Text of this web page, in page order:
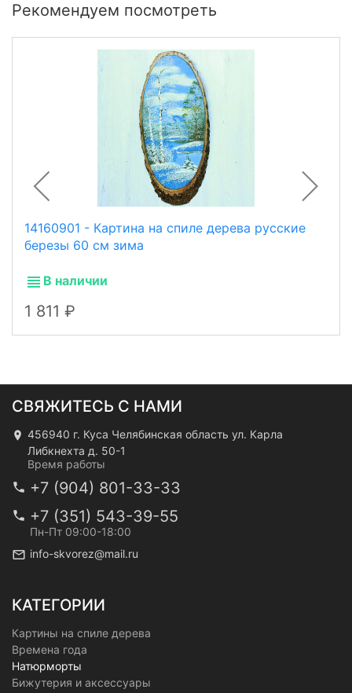
Рекомендуем посмотреть
14160901 - Картина на спиле дерева русские
березы 60 см зима
В наличии
1 811
СВЯЖИТЕСЬ С НАМИ
456940 г. Куса Челябинская область ул. Карла
Либкнехта д. 50-1
Время работы
+7 (904) 801-33-33
+7 (351) 543-39-55
Пн-Пт 09:00-18:00
info-skvorez@mail.ru
КАТЕГОРИИ
Картины на спиле дерева
Времена года
Натюрморты
Бижутерия и аксессуары